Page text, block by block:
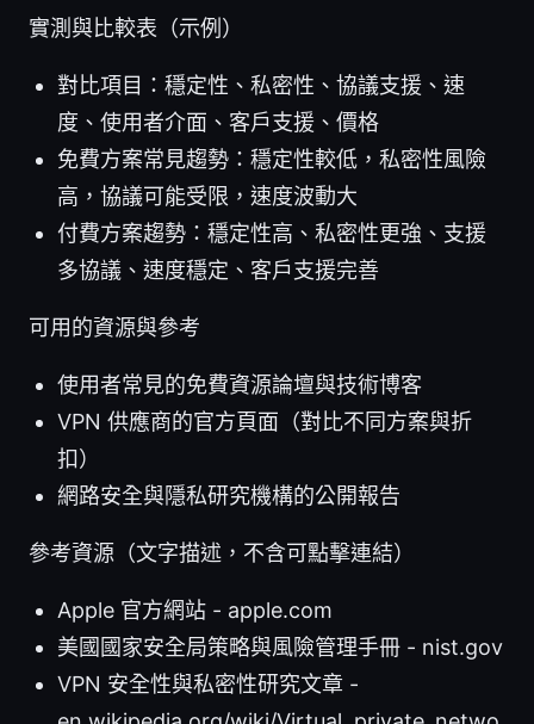
實測與比較表（示例）
對比項目：穩定性、私密性、協議支援、速
度、使用者介面、客戶支援、價格
免費方案常見趨勢：穩定性較低，私密性風險
高，協議可能受限，速度波動大
付費方案趨勢：穩定性高、私密性更強、支援
多協議、速度穩定、客戶支援完善
可用的資源與參考
使用者常見的免費資源論壇與技術博客
VPN 供應商的官方頁面（對比不同方案與折
扣）
網路安全與隱私研究機構的公開報告
參考資源（文字描述，不含可點擊連結）
Apple 官方網站 - apple.com
美國國家安全局策略與風險管理手冊 - nist.gov
VPN 安全性與私密性研究文章 -